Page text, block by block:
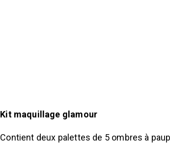
Kit maquillage glamour
Contient deux palettes de 5 ombres à